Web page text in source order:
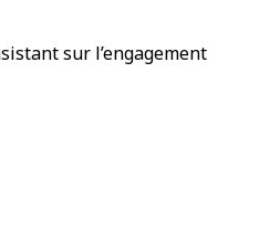
sur l’engagement